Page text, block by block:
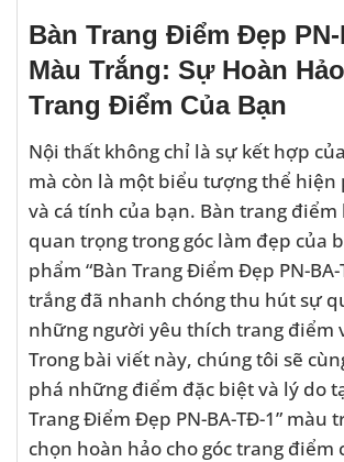
Bàn Trang Điểm Đẹp
Màu Trắng: Sự Hoàn
Trang Điểm Của Bạn
Nội thất không chỉ là sự kết hợp
mà còn là một biểu tượng thể hiện
và cá tính của bạn. Bàn trang
quan trọng trong góc làm đẹp của
phẩm “Bàn Trang Điểm Đẹp PN-BA-
trắng đã nhanh chóng thu hút sự
những người yêu thích trang điểm
Trong bài viết này, chúng tôi sẽ
phá những điểm đặc biệt và lý do
Trang Điểm Đẹp PN-BA-TĐ-1” màu
chọn hoàn hảo cho góc trang điểm